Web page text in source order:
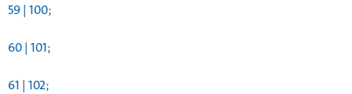
59 | 100;
60 | 101;
61 | 102;